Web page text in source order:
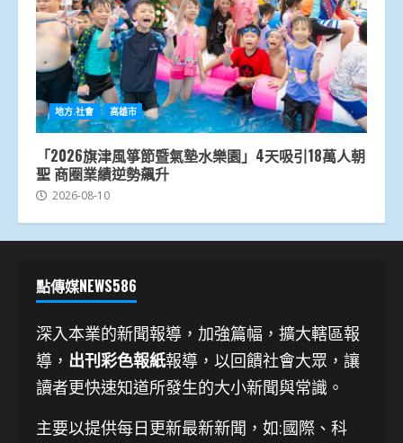
地方.社會 高雄市
「2026旗津風箏節暨氣墊水樂園」4天吸引18萬人朝
聖 商圈業績逆勢飆升
2026-08-10
點傳媒NEWS586
深入本業的新聞報導，加強篇幅，擴大轄區報
導， 出刊彩色報紙報導，以回饋社會大眾，讓
讀者更快速知道所發生的大小新聞與常識。
主要以提供每日更新最新新聞 ，如:國際、科